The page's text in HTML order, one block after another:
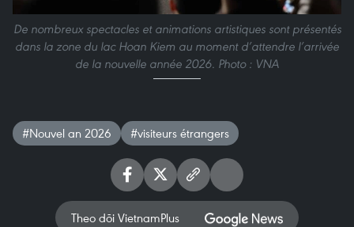
De nombreux spectacles et animations artistiques sont présentés
dans la zone du lac Hoan Kiem au moment d’attendre l’arrivée
de la nouvelle année 2026. Photo : VNA
#Nouvel an 2026 #visiteurs étrangers
Theo dõi VietnamPlus